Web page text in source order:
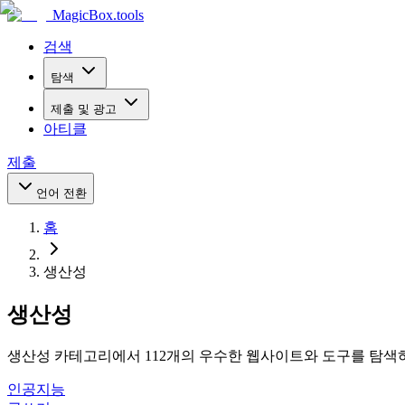
MagicBox.tools
검색
탐색
제출 및 광고
아티클
제출
언어 전환
홈
생산성
생산성
생산성 카테고리에서 112개의 우수한 웹사이트와 도구를 탐색
인공지능